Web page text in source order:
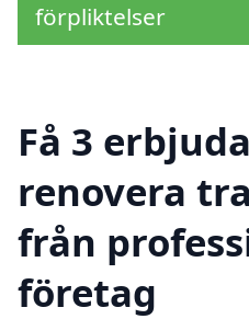
förpliktelser
Få 3
renovera
från
företag